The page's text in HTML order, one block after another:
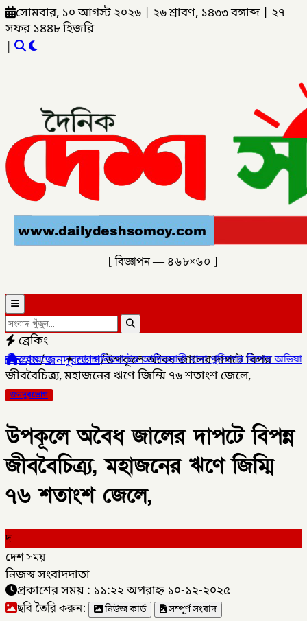
সোমবার, ১০ আগস্ট ২০২৬ ২৬ শ্রাবণ, ১৪৩৩ বঙ্গাব্দ
২৭
সফর ১৪৪৮ হিজরি
|
[ বিজ্ঞাপন — ৪৬৮×৬০ ]
ব্রেকিং
লালমনিরহাটের আদিতমারী থানা পুলিশের বিশেষ অভিযানে , মাদক
হোম/জনদূরভোগ/উপকূলে অবৈধ জালের দাপটে বিপন্ন
জীববৈচিত্র্য, মহাজনের ঋণে জিম্মি ৭৬ শতাংশ জেলে,
জনদূরভোগ
উপকূলে অবৈধ জালের দাপটে বিপন্ন
জীববৈচিত্র্য, মহাজনের ঋণে জিম্মি
৭৬ শতাংশ জেলে,
দ
দেশ সময়
নিজস্ব সংবাদদাতা
প্রকাশের সময় : ১১:২২ অপরাহ্ন ১০-১২-২০২৫
ছবি তৈরি করুন: নিউজ কার্ড
সম্পূর্ণ সংবাদ